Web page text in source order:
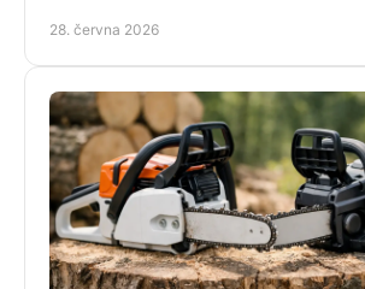
28. června 2026